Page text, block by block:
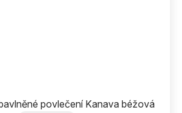
povlečení Kanava béžová